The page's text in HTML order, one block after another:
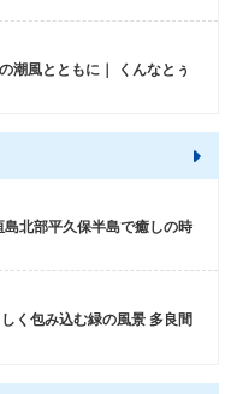
潮風とともに｜ くんなとぅ
北部平久保半島で癒しの時
く包み込む緑の風景 多良間